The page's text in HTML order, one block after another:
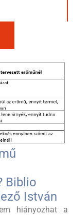
Biblio
István
hiányozhat a